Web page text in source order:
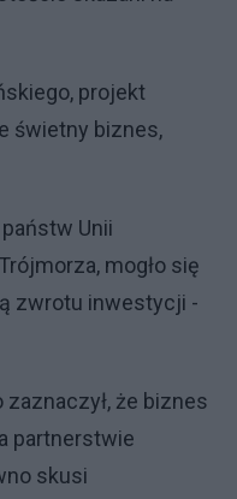
projekt
świetny biznes,
Unii
mogło się
zwrotu inwestycji -
że biznes
partnerstwie
skusi